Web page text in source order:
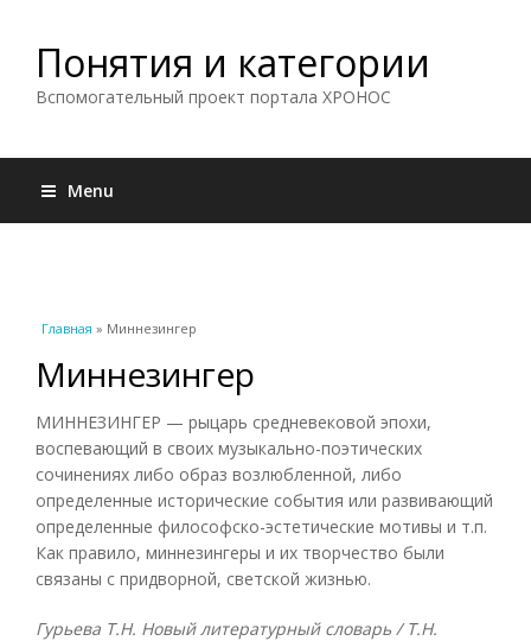
Понятия и категории
Вспомогательный проект портала ХРОНОС
Menu
Вы здесь
Главная » Миннезингер
Миннезингер
МИННЕЗИНГЕР — рыцарь средневековой эпохи,
воспевающий в своих музыкально-поэтических
сочинениях либо образ возлюбленной, либо
определенные исторические события или развивающий
определенные философско-эстетические мотивы и т.п.
Как правило, миннезингеры и их творчество были
связаны с придворной, светской жизнью.
Гурьева Т.Н. Новый литературный словарь / Т.Н.